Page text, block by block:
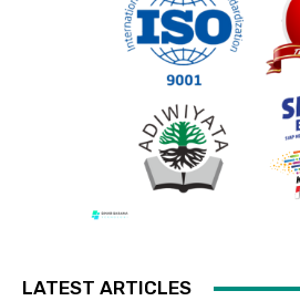
LATEST ARTICLES